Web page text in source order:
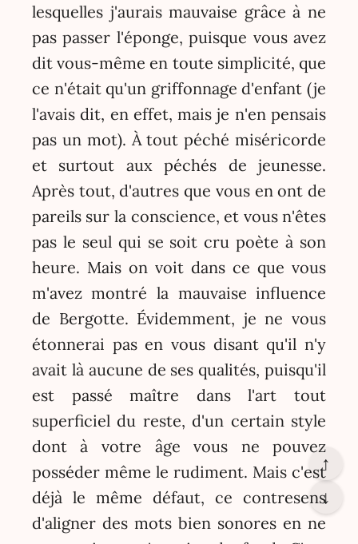
lesquelles j'aurais mauvaise grâce à ne
pas passer l'éponge, puisque vous avez
dit vous-même en toute simplicité, que
ce n'était qu'un griffonnage d'enfant (je
l'avais dit, en effet, mais je n'en pensais
pas un mot). À tout péché miséricorde
et surtout aux péchés de jeunesse.
Après tout, d'autres que vous en ont de
pareils sur la conscience, et vous n'êtes
pas le seul qui se soit cru poète à son
heure. Mais on voit dans ce que vous
m'avez montré la mauvaise influence
de Bergotte. Évidemment, je ne vous
étonnerai pas en vous disant qu'il n'y
avait là aucune de ses qualités, puisqu'il
est passé maître dans l'art tout
superficiel du reste, d'un certain style
dont à votre âge vous ne pouvez
posséder même le rudiment. Mais c'est
déjà le même défaut, ce contresens
d'aligner des mots bien sonores en ne
↑
↓